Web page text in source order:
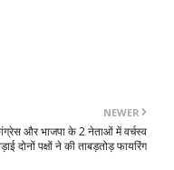
NEWER
और भाजपा के 2 नेताओं में वर्चस्व
दोनों पक्षों ने की ताबड़तोड़ फायरिंग